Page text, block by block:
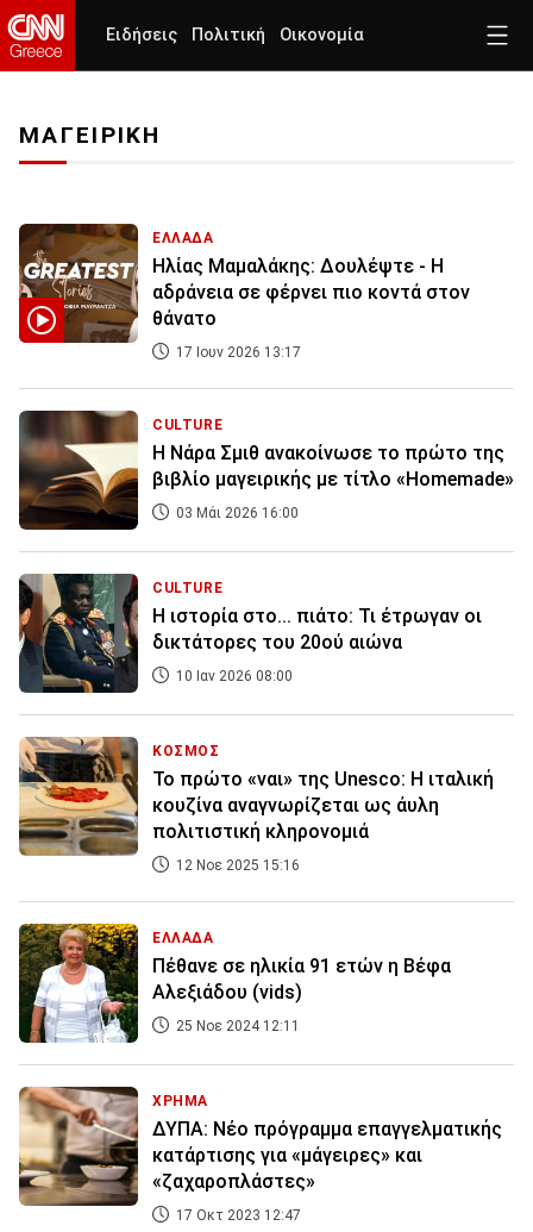
Ειδήσεις Πολιτική Οικονομία
ΜΑΓΕΙΡΙΚΗ
ΕΛΛΑΔΑ
Ηλίας Μαμαλάκης: Δουλέψτε - Η
αδράνεια σε φέρνει πιο κοντά στον
θάνατο
17 Ιουν 2026 13:17
CULTURE
Η Νάρα Σμιθ ανακοίνωσε το πρώτο της
βιβλίο μαγειρικής με τίτλο «Homemade»
03 Μάι 2026 16:00
CULTURE
Η ιστορία στο... πιάτο: Τι έτρωγαν οι
δικτάτορες του 20ού αιώνα
10 Ιαν 2026 08:00
ΚΟΣΜΟΣ
Το πρώτο «ναι» της Unesco: Η ιταλική
κουζίνα αναγνωρίζεται ως άυλη
πολιτιστική κληρονομιά
12 Νοε 2025 15:16
ΕΛΛΑΔΑ
Πέθανε σε ηλικία 91 ετών η Βέφα
Αλεξιάδου (vids)
25 Νοε 2024 12:11
ΧΡΗΜΑ
ΔΥΠΑ: Νέο πρόγραμμα επαγγελματικής
κατάρτισης για «μάγειρες» και
«ζαχαροπλάστες»
17 Οκτ 2023 12:47